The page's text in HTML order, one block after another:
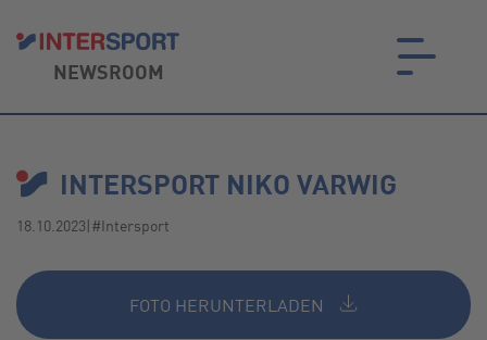
NEWSROOM
INTERSPORT NIKO VARWIG
18.10.2023|#Intersport
FOTO HERUNTERLADEN